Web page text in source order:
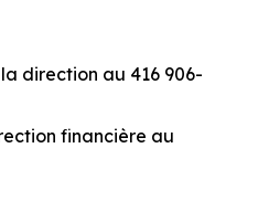
direction au 416 906-
financière au